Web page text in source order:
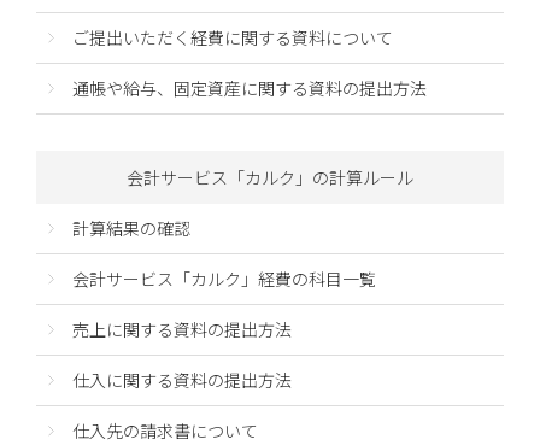
ご提出いただく経費に関する資料について
通帳や給与、固定資産に関する資料の提出方法
会計サービス「カルク」の計算ルール
計算結果の確認
会計サービス「カルク」経費の科目一覧
売上に関する資料の提出方法
仕入に関する資料の提出方法
仕入先の請求書について